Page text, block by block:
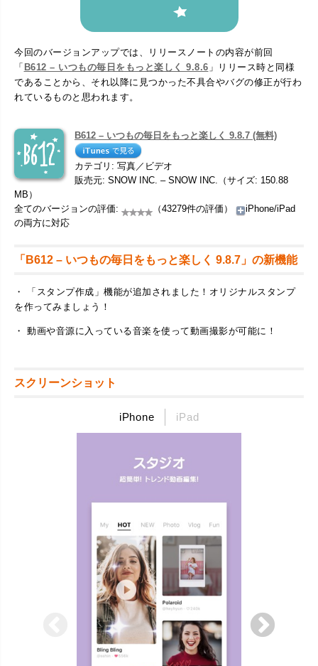
今回のバージョンアップでは、リリースノートの内容が前回
「 B612 – いつもの毎日をもっと楽しく 9.8.6 」リリース時と同様
であることから、それ以降に見つかった不具合やバグの修正が行わ
れているものと思われます。
B612 – いつもの毎日をもっと楽しく 9.8.7 (無料)
カテゴリ: 写真／ビデオ
販売元: SNOW INC. – SNOW INC.（サイズ: 150.88
MB）
全てのバージョンの評価:
（43279件の評価）
iPhone/iPad
の両方に対応
「B612 – いつもの毎日をもっと楽しく 9.8.7」の新機能
・ 「スタンプ作成」機能が追加されました！オリジナルスタンプ
を作ってみましょう！
・ 動画や音源に入っている音楽を使って動画撮影が可能に！
スクリーンショット
iPhone iPad